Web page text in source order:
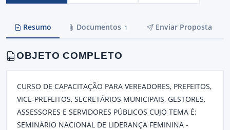
Resumo Documentos 1 Enviar Proposta
OBJETO COMPLETO
CURSO DE CAPACITAÇÃO PARA VEREADORES, PREFEITOS,
VICE-PREFEITOS, SECRETÁRIOS MUNICIPAIS, GESTORES,
ASSESSORES E SERVIDORES PÚBLICOS CUJO TEMA É:
SEMINÁRIO NACIONAL DE LIDERANÇA FEMININA -